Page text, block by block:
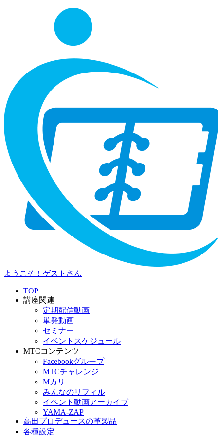
ようこそ！ゲストさん
TOP
講座関連
定期配信動画
単発動画
セミナー
イベントスケジュール
MTCコンテンツ
Facebookグループ
MTCチャレンジ
Mカリ
みんなのリフィル
イベント動画アーカイブ
YAMA-ZAP
高田プロデュースの革製品
各種設定